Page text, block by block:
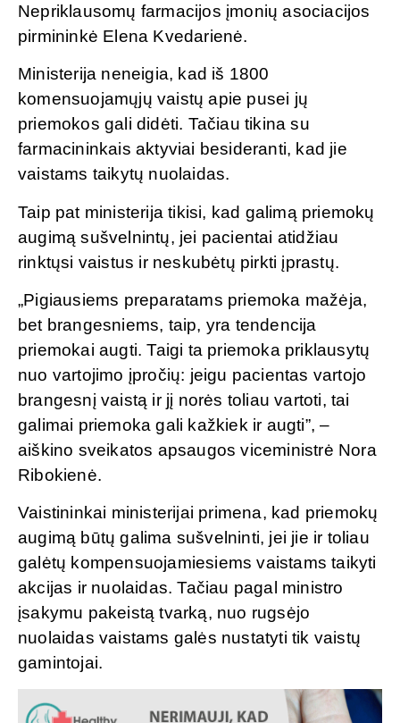
Nepriklausomų farmacijos įmonių asociacijos
pirmininkė Elena Kvedarienė.
Ministerija neneigia, kad iš 1800
komensuojamųjų vaistų apie pusei jų
priemokos gali didėti. Tačiau tikina su
farmacininkais aktyviai besideranti, kad jie
vaistams taikytų nuolaidas.
Taip pat ministerija tikisi, kad galimą priemokų
augimą sušvelnintų, jei pacientai atidžiau
rinktųsi vaistus ir neskubėtų pirkti įprastų.
„Pigiausiems preparatams priemoka mažėja,
bet brangesniems, taip, yra tendencija
priemokai augti. Taigi ta priemoka priklausytų
nuo vartojimo įpročių: jeigu pacientas vartojo
brangesnį vaistą ir jį norės toliau vartoti, tai
galimai priemoka gali kažkiek ir augti”, –
aiškino sveikatos apsaugos viceministrė Nora
Ribokienė.
Vaistininkai ministerijai primena, kad priemokų
augimą būtų galima sušvelninti, jei jie ir toliau
galėtų kompensuojamiesiems vaistams taikyti
akcijas ir nuolaidas. Tačiau pagal ministro
įsakymu pakeistą tvarką, nuo rugsėjo
nuolaidas vaistams galės nustatyti tik vaistų
gamintojai.